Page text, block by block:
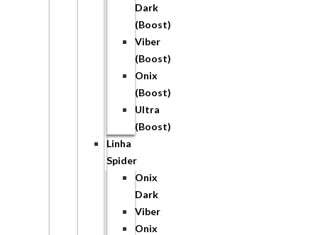
Dark
(Boost)
Viber
(Boost)
Onix
(Boost)
Ultra
(Boost)
Linha
Spider
Onix
Dark
Viber
Onix